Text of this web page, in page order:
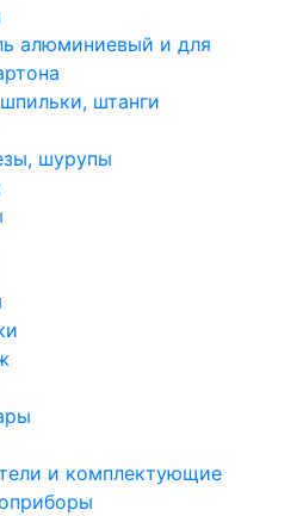
алюминиевый и для
штанги
шурупы
и комплектующие